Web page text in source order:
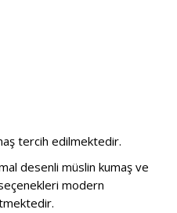
tercih edilmektedir.
desenli müslin kumaş ve
modern